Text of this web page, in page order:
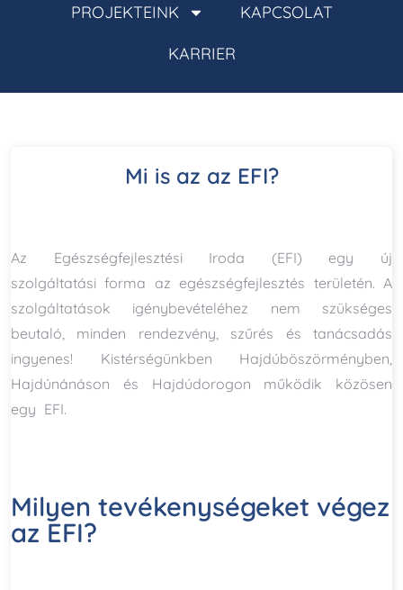
PROJEKTEINK
KAPCSOLAT
KARRIER
Mi is az az EFI?
Az Egészségfejlesztési Iroda (EFI) egy új
szolgáltatási forma az egészségfejlesztés területén. A
szolgáltatások igénybevételéhez nem szükséges
beutaló, minden rendezvény, szűrés és tanácsadás
ingyenes! Kistérségünkben Hajdúböszörményben,
Hajdúnánáson és Hajdúdorogon működik közösen
egy EFI.
Milyen tevékenységeket végez
az EFI?